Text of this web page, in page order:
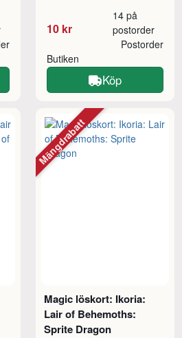
10 kr
14 på
postorder
Butiken
Postorder
Köp
Magic löskort: Ikoria:
Lair of Behemoths:
Sprite Dragon
Mängdrabatt